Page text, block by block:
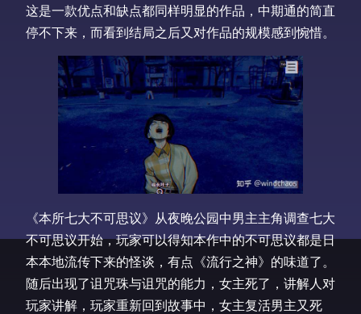
这是一款优点和缺点都同样明显的作品，中期通的简直
停不下来，而看到结局之后又对作品的规模感到惋惜。
《本所七大不可思议》从夜晚公园中男主主角调查七大
不可思议开始，玩家可以得知本作中的不可思议都是日
本本地流传下来的怪谈，有点《流行之神》的味道了。
随后出现了诅咒珠与诅咒的能力，女主死了，讲解人对
玩家讲解，玩家重新回到故事中，女主复活男主又死